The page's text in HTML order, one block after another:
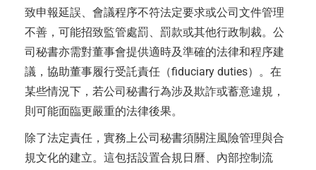
致申報延誤、會議程序不符法定要求或公司文件管理
不善，可能招致監管處罰、罰款或其他行政制裁。公
司秘書亦需對董事會提供適時及準確的法律和程序建
議，協助董事履行受託責任（fiduciary duties）。在
某些情況下，若公司秘書行為涉及欺詐或蓄意違規，
則可能面臨更嚴重的法律後果。
除了法定責任，實務上公司秘書須關注風險管理與合
規文化的建立。這包括設置合規日曆、內部控制流